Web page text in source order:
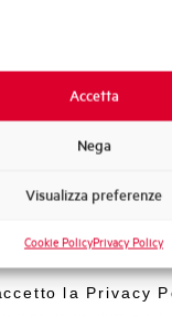
Accetta
Nega
Visualizza preferenze
Cookie PolicyPrivacy Policy
Contattaci per ogni
acquistare
vendita Elettra più
e offerte
tecnica
la Privacy